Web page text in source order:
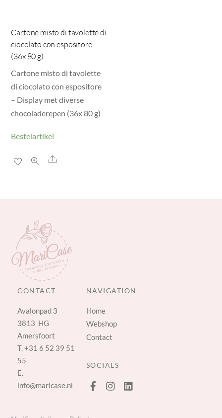
Cartone misto di tavolette di
ciocolato con espositore
(36x 80 g)
Cartone misto di tavolette
di ciocolato con espositore
– Display met diverse
chocoladerepen (36x 80 g)
Bestelartikel
Share
CONTACT
Avalonpad 3
3813 HG
Amersfoort
T.+31 6 52 39 51
55
E.
info@maricase.nl
NAVIGATION
Home
Webshop
Contact
SOCIALS